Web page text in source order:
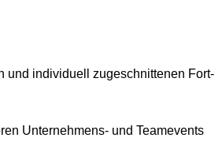
und individuell zugeschnittenen Fort-
Unternehmens- und Teamevents